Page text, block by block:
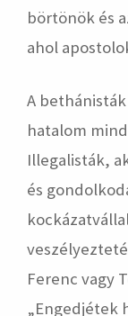
börtönök és
ahol
A
hatalom
Illegalisták,
és
Ferenc vagy
„Engedjétek